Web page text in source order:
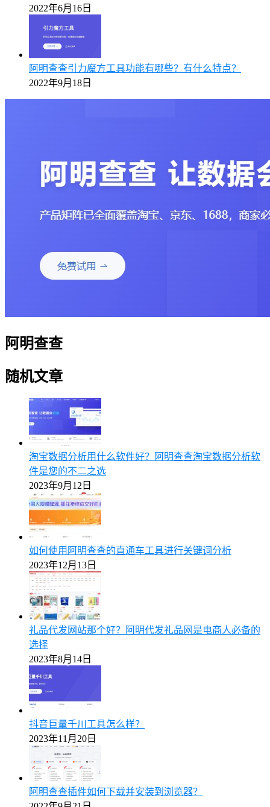
2022年6月16日
阿明查查引力魔方工具功能有哪些？有什么特点？
2022年9月18日
阿明查查
随机文章
淘宝数据分析用什么软件好？阿明查查淘宝数据分析软
件是您的不二之选
2023年9月12日
如何使用阿明查查的直通车工具进行关键词分析
2023年12月13日
礼品代发网站那个好？阿明代发礼品网是电商人必备的
选择
2023年8月14日
抖音巨量千川工具怎么样？
2023年11月20日
阿明查查插件如何下载并安装到浏览器？